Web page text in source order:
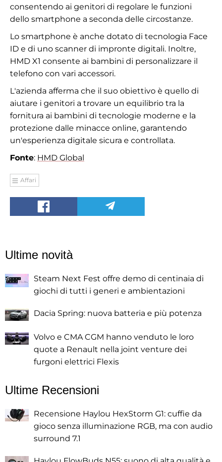
consentendo ai genitori di regolare le funzioni
dello smartphone a seconda delle circostanze.
Lo smartphone è anche dotato di tecnologia Face
ID e di uno scanner di impronte digitali. Inoltre,
HMD X1 consente ai bambini di personalizzare il
telefono con vari accessori.
L'azienda afferma che il suo obiettivo è quello di
aiutare i genitori a trovare un equilibrio tra la
fornitura ai bambini di tecnologie moderne e la
protezione dalle minacce online, garantendo
un'esperienza digitale sicura e controllata.
Fonte: HMD Global
Affari
Ultime novità
Steam Next Fest offre demo di centinaia di
giochi di tutti i generi e ambientazioni
Dacia Spring: nuova batteria e più potenza
Volvo e CMA CGM hanno venduto le loro
quote a Renault nella joint venture dei
furgoni elettrici Flexis
Ultime Recensioni
Recensione Haylou HexStorm G1: cuffie da
gioco senza illuminazione RGB, ma con audio
surround 7.1